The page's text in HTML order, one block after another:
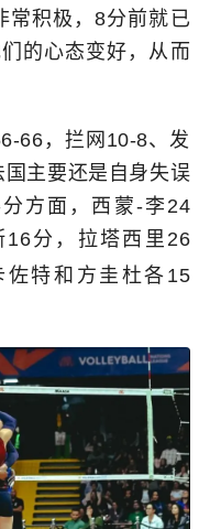
常积极，8分前就已
的心态变好，从而
66，拦网10-8、发
主要还是自身失误
方面，西蒙-李24
分，拉塔西里26
佐特和方圭杜各15